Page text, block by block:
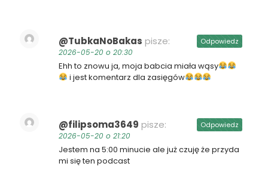
@TubkaNoBakas pisze:
2026-05-20 o 20:30
Ehh to znowu ja, moja babcia miała wąsy
i jest komentarz dla zasięgów
Odpowiedz
@filipsoma3649 pisze:
2026-05-20 o 21:20
Jestem na 5:00 minucie ale już czuję że przyda
mi się ten podcast
Odpowiedz